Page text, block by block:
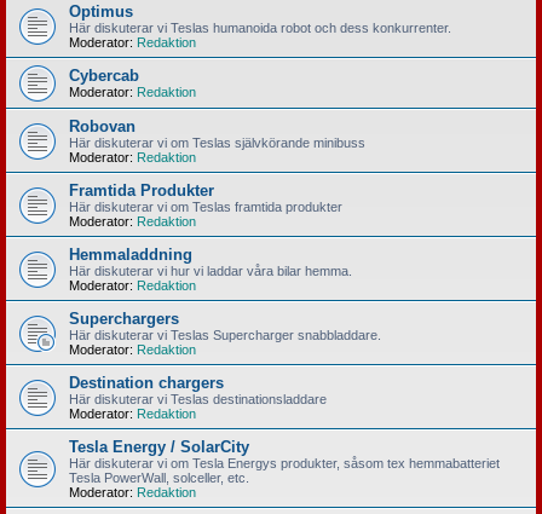
Optimus
Här diskuterar vi Teslas humanoida robot och dess konkurrenter.
Moderator: Redaktion
Cybercab
Moderator: Redaktion
Robovan
Här diskuterar vi om Teslas självkörande minibuss
Moderator: Redaktion
Framtida Produkter
Här diskuterar vi om Teslas framtida produkter
Moderator: Redaktion
Hemmaladdning
Här diskuterar vi hur vi laddar våra bilar hemma.
Moderator: Redaktion
Superchargers
Här diskuterar vi Teslas Supercharger snabbladdare.
Moderator: Redaktion
Destination chargers
Här diskuterar vi Teslas destinationsladdare
Moderator: Redaktion
Tesla Energy / SolarCity
Här diskuterar vi om Tesla Energys produkter, såsom tex hemmabatteriet
Tesla PowerWall, solceller, etc.
Moderator: Redaktion